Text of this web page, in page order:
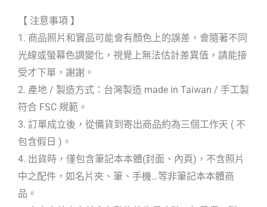
【 注意事項 】
1. 商品照片和實品可能會有顏色上的誤差，會隨著不同
光線或螢幕色調變化，視覺上無法估計差異值，請能接
受才下單，謝謝。
2. 產地 / 製造方式：台灣製造 made in Taiwan / 手工製
符合 FSC 規範。
3. 訂單成立後，從備貨到寄出商品約為三個工作天 ( 不
包含假日 )。
4. 出貨時，僅包含筆記本本體(封面、內頁)，不含照片
中之配件，如名片夾、筆、手機…等非筆記本本體商
品。